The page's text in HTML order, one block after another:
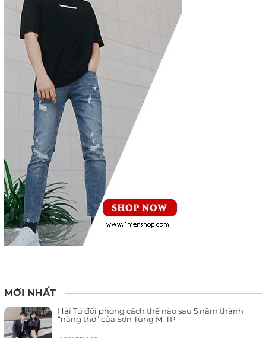
MỚI NHẤT
Hải Tú đổi phong cách thế nào sau 5 năm thành
“nàng thơ” của Sơn Tùng M-TP